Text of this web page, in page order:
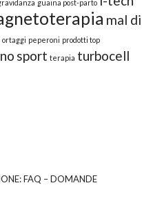
guaina post-parto
mal di
ortaggi peperoni prodotti top
sport terapia turbocell
FAQ – DOMANDE